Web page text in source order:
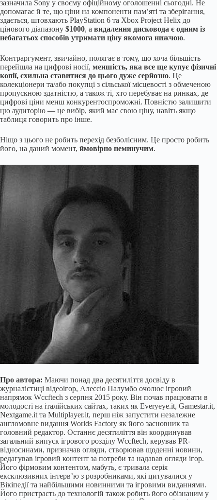
зазначила Sony у своєму офіційному оголошенні сьогодні. Не
допомагає й те, що ціни на компоненти пам’яті та зберігання,
здається, штовхають PlayStation 6 та Xbox Project Helix до
цінового діапазону $1000, а видалення дисковода є одним із
небагатьох способів утримати ціну якомога нижчою.
Контраргумент, звичайно, полягає в тому, що хоча більшість
перейшла на цифрові носії, меншість, яка все ще купує фізичні
копії, схильна ставитися до цього дуже серйозно. Це
колекціонери та/або покупці з сільської місцевості з обмеченою
пропускною здатністю, а також ті, хто перебуває на ринках, де
цифрові ціни менш конкурентоспроможні. Повністю залишити
цю аудиторію — це вибір, який має свою ціну, навіть якщо
таблиця говорить про інше.
Ніщо з цього не робить перехід безболісним. Це просто робить
його, на даний момент, ймовірно неминучим.
Про автора: Маючи понад два десятиліття досвіду в
журналістиці відеоігор, Алессіо Палумбо очолює ігровий
напрямок Wccftech з серпня 2015 року. Він почав працювати в
молодості на італійських сайтах, таких як Everyeye.it, Gamestar.it,
Nextgame.it та Multiplayer.it, перш ніж запустити незалежне
англомовне видання Worlds Factory як його засновник та
головний редактор. Останнє десятиліття він координував
загальний випуск ігрового розділу Wccftech, керував PR-
відносинами, призначав огляди, створював щоденні новини,
редагував ігровий контент за потреби та надавав огляди ігор.
Його фірмовим контентом, мабуть, є тривала серія
ексклюзивних інтерв’ю з розробниками, які цитувалися у
Вікіпедії та найбільшими новинними та ігровими виданнями.
Його пристрасть до технологій також робить його обізнаним у